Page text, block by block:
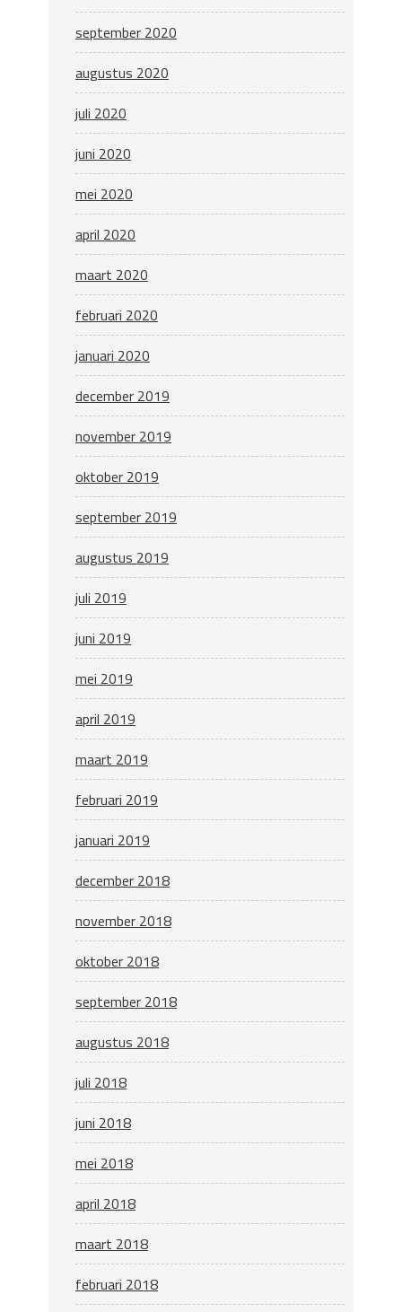
september 2020
augustus 2020
juli 2020
juni 2020
mei 2020
april 2020
maart 2020
februari 2020
januari 2020
december 2019
november 2019
oktober 2019
september 2019
augustus 2019
juli 2019
juni 2019
mei 2019
april 2019
maart 2019
februari 2019
januari 2019
december 2018
november 2018
oktober 2018
september 2018
augustus 2018
juli 2018
juni 2018
mei 2018
april 2018
maart 2018
februari 2018